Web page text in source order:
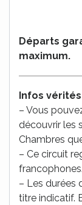
Départs
maximum.
Infos vérités
– Vous
découvrir les
Chambres
– Ce circuit
francophones.
– Les durées
titre indicatif.